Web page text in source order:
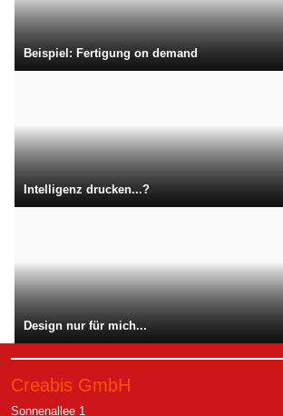
Beispiel: Fertigung on demand
Intelligenz drucken...?
Design nur für mich...
Creabis GmbH
Sonnenallee 1